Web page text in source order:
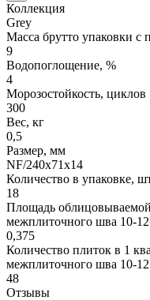
Коллекция
Grey
Масса брутто упаковки с
9
Водопоглощение, %
4
Морозостойкость, циклов
300
Вес, кг
0,5
Размер, мм
NF/240х71х14
Количество в упаковке,
18
Площадь
межплиточного шва 10-
0,375
Количество плиток в 1
межплиточного шва 10-12
48
Отзывы